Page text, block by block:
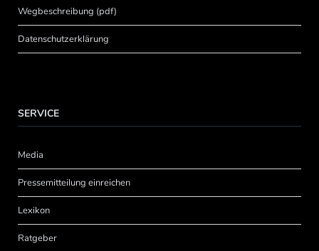
Wegbeschreibung (pdf)
Datenschutzerklärung
SERVICE
Media
Pressemitteilung einreichen
Lexikon
Ratgeber